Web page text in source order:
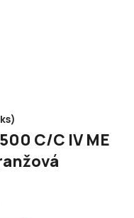
C/C IV ME